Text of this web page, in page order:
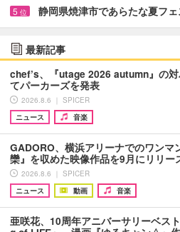
5 位 静岡県焼津市であらたな夏フ
最新記事
chef’s、『utage 2026 autumn』の
てパーカーズを発表
2026.8.6 ｜ SPICER
ニュース
音楽
GADORO、横浜アリーナでのワンマ
欒』を収めた映像作品を9月にリリ
2026.8.6 ｜ SPICER
ニュース
動画 音楽
亜咲花、10周年アニバーサリーベス